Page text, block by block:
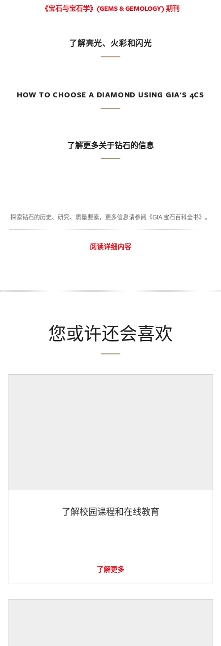
《宝石与宝石学》(GEMS & GEMOLOGY) 期刊
了解亮光、火彩和闪光
HOW TO CHOOSE A DIAMOND USING GIA'S 4CS
了解更多关于钻石的信息
探索钻石的历史、研究、质量要素，更多信息请参阅《GIA 宝石百科全书》。
阅读详细内容
您或许还会喜欢
了解校园课程和在线教育
了解更多